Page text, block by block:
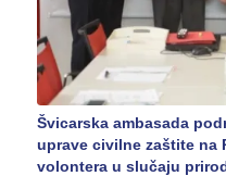
Švicarska ambasada
uprave civilne zaštite na
volontera u slučaju